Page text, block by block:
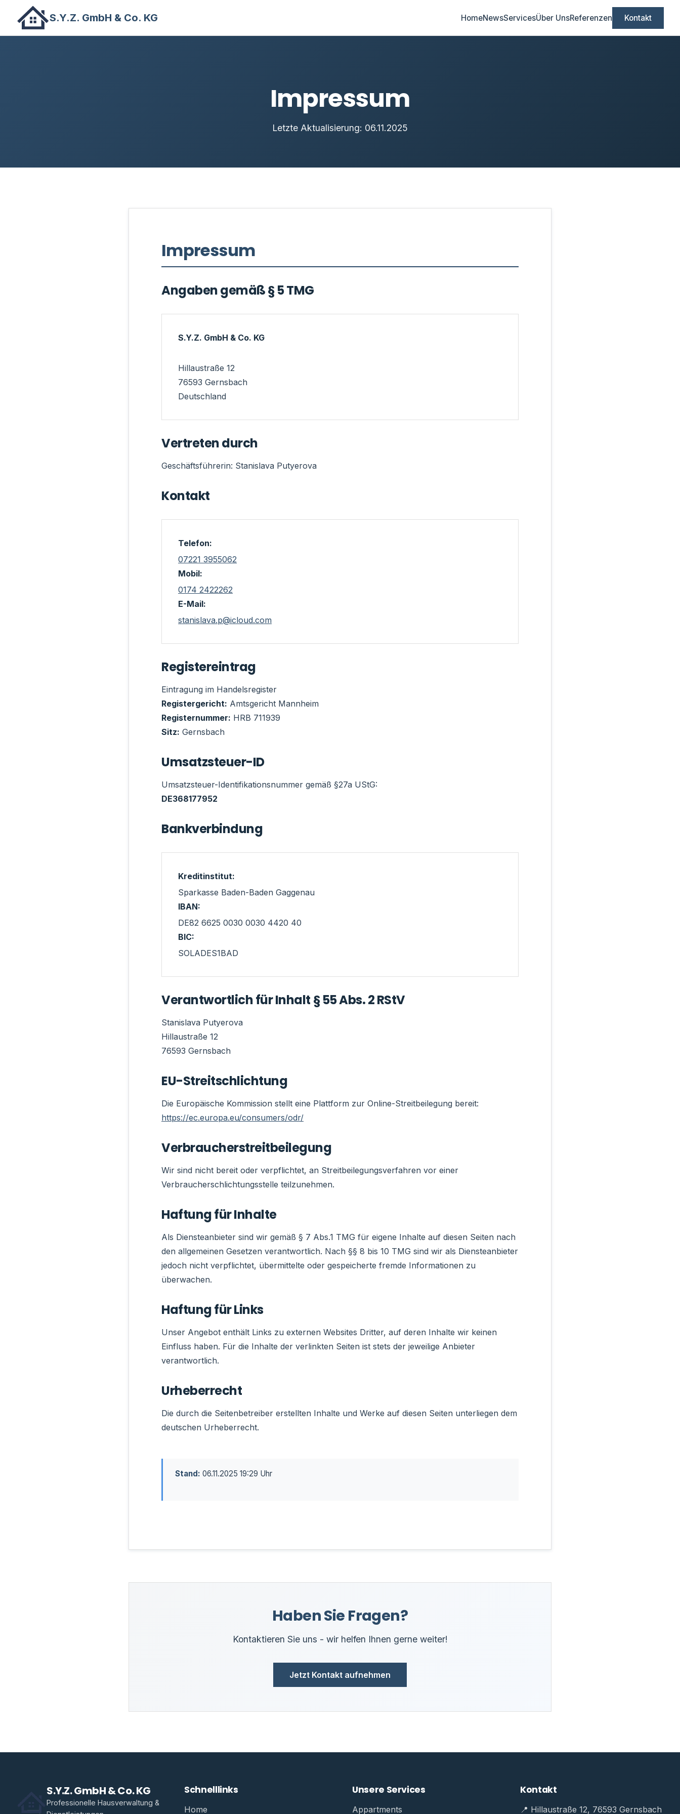
S.Y.Z. GmbH & Co. KG HomeNewsServicesÜber UnsReferenzen Kontakt
Impressum
Letzte Aktualisierung: 06.11.2025
Impressum
Angaben gemäß § 5 TMG
S.Y.Z. GmbH & Co. KG
Hillaustraße 12
76593 Gernsbach
Deutschland
Vertreten durch
Geschäftsführerin: Stanislava Putyerova
Kontakt
Telefon:
07221 3955062
Mobil:
0174 2422262
E-Mail:
stanislava.p@icloud.com
Registereintrag
Eintragung im Handelsregister
Registergericht: Amtsgericht Mannheim
Registernummer: HRB 711939
Sitz: Gernsbach
Umsatzsteuer-ID
Umsatzsteuer-Identifikationsnummer gemäß §27a UStG:
DE368177952
Bankverbindung
Kreditinstitut:
Sparkasse Baden-Baden Gaggenau
IBAN:
DE82 6625 0030 0030 4420 40
BIC:
SOLADES1BAD
Verantwortlich für Inhalt § 55 Abs. 2 RStV
Stanislava Putyerova
Hillaustraße 12
76593 Gernsbach
EU-Streitschlichtung
Die Europäische Kommission stellt eine Plattform zur Online-Streitbeilegung bereit:
https://ec.europa.eu/consumers/odr/
Verbraucherstreitbeilegung
Wir sind nicht bereit oder verpflichtet, an Streitbeilegungsverfahren vor einer
Verbraucherschlichtungsstelle teilzunehmen.
Haftung für Inhalte
Als Diensteanbieter sind wir gemäß § 7 Abs.1 TMG für eigene Inhalte auf diesen Seiten nach
den allgemeinen Gesetzen verantwortlich. Nach §§ 8 bis 10 TMG sind wir als Diensteanbieter
jedoch nicht verpflichtet, übermittelte oder gespeicherte fremde Informationen zu
überwachen.
Haftung für Links
Unser Angebot enthält Links zu externen Websites Dritter, auf deren Inhalte wir keinen
Einfluss haben. Für die Inhalte der verlinkten Seiten ist stets der jeweilige Anbieter
verantwortlich.
Urheberrecht
Die durch die Seitenbetreiber erstellten Inhalte und Werke auf diesen Seiten unterliegen dem
deutschen Urheberrecht.
Stand: 06.11.2025 19:29 Uhr
Haben Sie Fragen?
Kontaktieren Sie uns - wir helfen Ihnen gerne weiter!
Jetzt Kontakt aufnehmen
S.Y.Z. GmbH & Co. KG
Professionelle Hausverwaltung &
Schnelllinks
Home
Unsere Services
Appartments
Kontakt
📍 Hillaustraße 12, 76593 Gernsbach